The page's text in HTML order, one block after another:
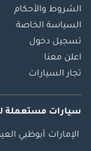
الشروط والأحكام
السياسة الخاصة
تسجيل دخول
اعلن معنا
تجار السيارات
سيارات مستعملة
الإمارات أبوظبي